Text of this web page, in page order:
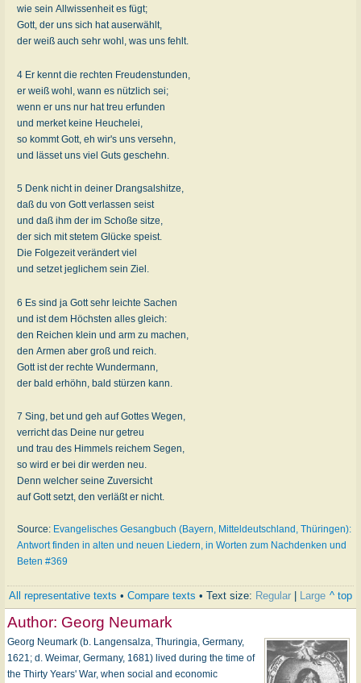
wie sein Allwissenheit es fügt;
Gott, der uns sich hat auserwählt,
der weiß auch sehr wohl, was uns fehlt.
4 Er kennt die rechten Freudenstunden,
er weiß wohl, wann es nützlich sei;
wenn er uns nur hat treu erfunden
und merket keine Heuchelei,
so kommt Gott, eh wir's uns versehn,
und lässet uns viel Guts geschehn.
5 Denk nicht in deiner Drangsalshitze,
daß du von Gott verlassen seist
und daß ihm der im Schoße sitze,
der sich mit stetem Glücke speist.
Die Folgezeit verändert viel
und setzet jeglichem sein Ziel.
6 Es sind ja Gott sehr leichte Sachen
und ist dem Höchsten alles gleich:
den Reichen klein und arm zu machen,
den Armen aber groß und reich.
Gott ist der rechte Wundermann,
der bald erhöhn, bald stürzen kann.
7 Sing, bet und geh auf Gottes Wegen,
verricht das Deine nur getreu
und trau des Himmels reichem Segen,
so wird er bei dir werden neu.
Denn welcher seine Zuversicht
auf Gott setzt, den verläßt er nicht.
Source: Evangelisches Gesangbuch (Bayern, Mitteldeutschland, Thüringen):
Antwort finden in alten und neuen Liedern, in Worten zum Nachdenken und
Beten #369
All representative texts • Compare texts • Text size: Regular Large ^ top
Author: Georg Neumark
Georg Neumark (b. Langensalza, Thuringia, Germany,
1621; d. Weimar, Germany, 1681) lived during the time of
the Thirty Years' War, when social and economic